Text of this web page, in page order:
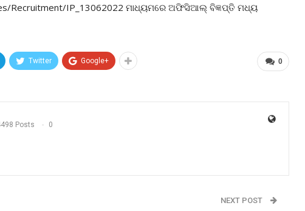
Recruitment/IP_13062022 ମାଧ୍ୟମରେ ଅଫିସିଆଲ୍ ବିଜ୍ଞପ୍ତି ମଧ୍ୟ
0
Twitter Google+
Posts 0
NEXT POST